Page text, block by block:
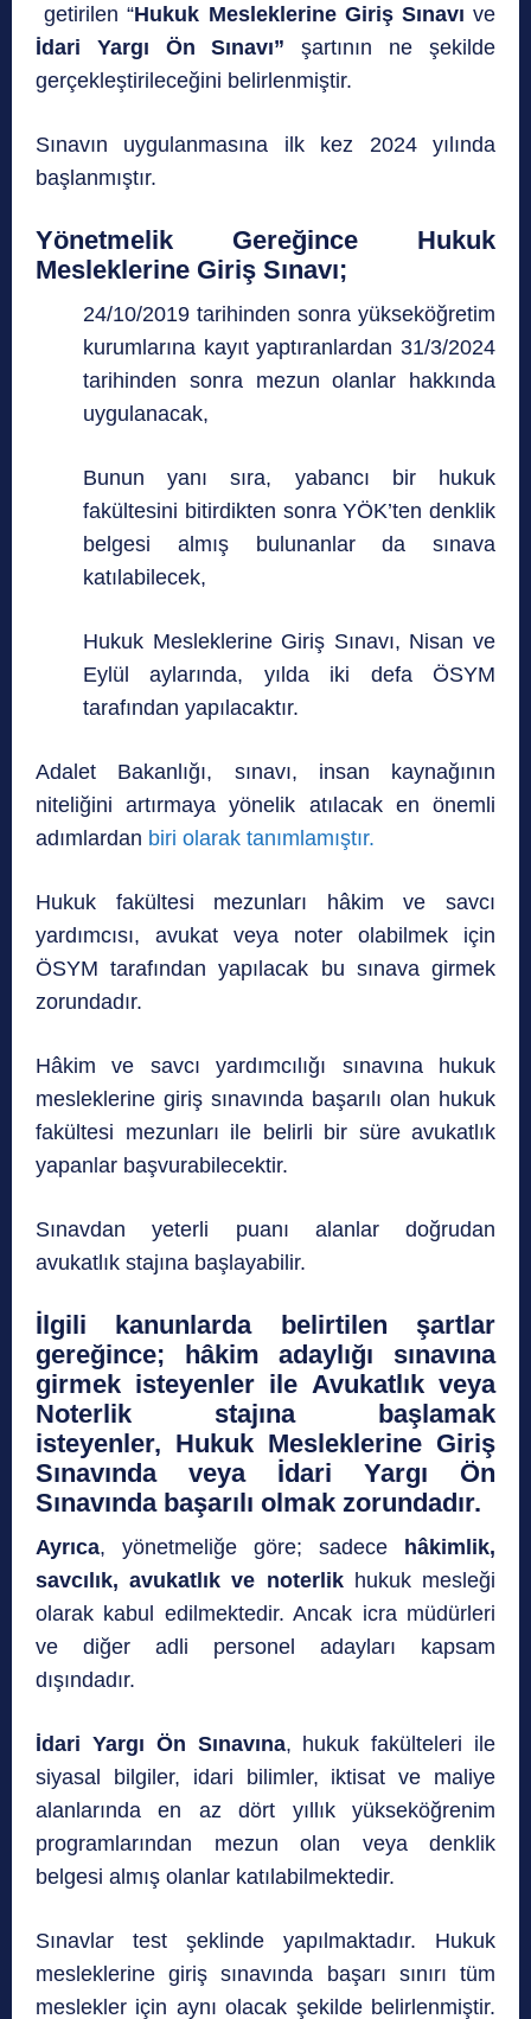
getirilen “Hukuk Mesleklerine Giriş Sınavı ve
İdari Yargı Ön Sınavı” şartının ne şekilde
gerçekleştirileceğini belirlenmiştir.
Sınavın uygulanmasına ilk kez 2024 yılında
başlanmıştır.
Yönetmelik Gereğince Hukuk
Mesleklerine Giriş Sınavı;
24/10/2019 tarihinden sonra yükseköğretim
kurumlarına kayıt yaptıranlardan 31/3/2024
tarihinden sonra mezun olanlar hakkında
uygulanacak,
Bunun yanı sıra, yabancı bir hukuk
fakültesini bitirdikten sonra YÖK’ten denklik
belgesi almış bulunanlar da sınava
katılabilecek,
Hukuk Mesleklerine Giriş Sınavı, Nisan ve
Eylül aylarında, yılda iki defa ÖSYM
tarafından yapılacaktır.
Adalet Bakanlığı, sınavı, insan kaynağının
niteliğini artırmaya yönelik atılacak en önemli
adımlardan biri olarak tanımlamıştır.
Hukuk fakültesi mezunları hâkim ve savcı
yardımcısı, avukat veya noter olabilmek için
ÖSYM tarafından yapılacak bu sınava girmek
zorundadır.
Hâkim ve savcı yardımcılığı sınavına hukuk
mesleklerine giriş sınavında başarılı olan hukuk
fakültesi mezunları ile belirli bir süre avukatlık
yapanlar başvurabilecektir.
Sınavdan yeterli puanı alanlar doğrudan
avukatlık stajına başlayabilir.
İlgili kanunlarda belirtilen şartlar
gereğince; hâkim adaylığı sınavına
girmek isteyenler ile Avukatlık veya
Noterlik stajına başlamak
isteyenler, Hukuk Mesleklerine Giriş
Sınavında veya İdari Yargı Ön
Sınavında başarılı olmak zorundadır.
Ayrıca, yönetmeliğe göre; sadece hâkimlik,
savcılık, avukatlık ve noterlikhukuk mesleği
olarak kabul edilmektedir. Ancak icra müdürleri
ve diğer adli personel adayları kapsam
dışındadır.
İdari Yargı Ön Sınavına, hukuk fakülteleri ile
siyasal bilgiler, idari bilimler, iktisat ve maliye
alanlarında en az dört yıllık yükseköğrenim
programlarından mezun olan veya denklik
belgesi almış olanlar katılabilmektedir.
Sınavlar test şeklinde yapılmaktadır. Hukuk
mesleklerine giriş sınavında başarı sınırı tüm
meslekler için aynı olacak şekilde belirlenmiştir.